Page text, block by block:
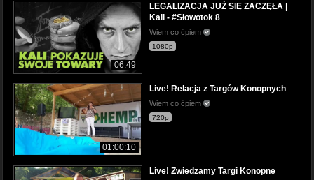
06:49
LEGALIZACJA JUŻ SIĘ ZACZĘŁA |
Kali - #Słowotok 8
Wiem co ćpiem
1080p
01:00:10
Live! Relacja z Targów Konopnych
Wiem co ćpiem
720p
Live! Zwiedzamy Targi Konopne